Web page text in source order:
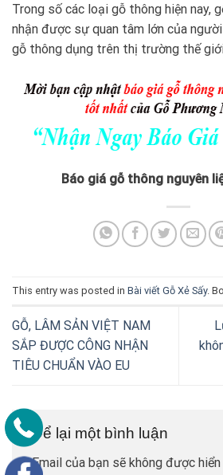
Trong số các loại gỗ thông hiện nay,
nhận được sự quan tâm lớn của
gỗ thông dụng trên thị trường thế
Báo giá gỗ thông nguyên
This entry was posted in Bài viết Gỗ Xẻ Sấy.
GỖ, LÂM SẢN VIỆT NAM
SẮP ĐƯỢC CÔNG NHẬN
TIÊU CHUẨN VÀO EU
Để lại một bình luận
Email của bạn sẽ không được